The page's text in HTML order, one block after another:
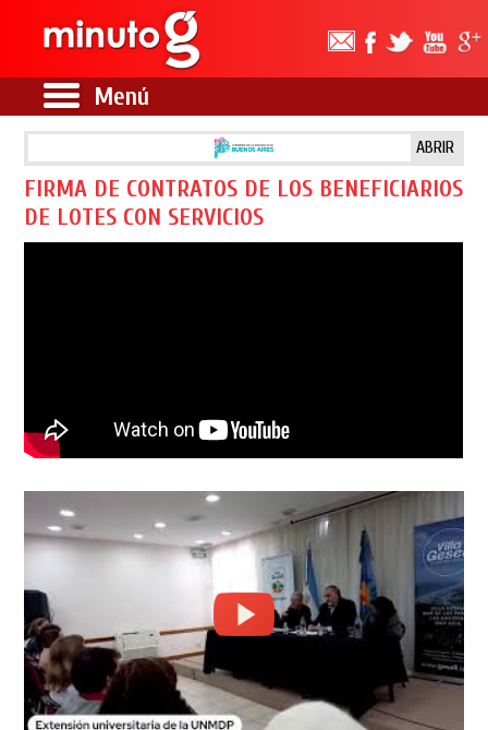
Menú
ABRIR
FIRMA DE CONTRATOS DE LOS BENEFICIARIOS
DE LOTES CON SERVICIOS